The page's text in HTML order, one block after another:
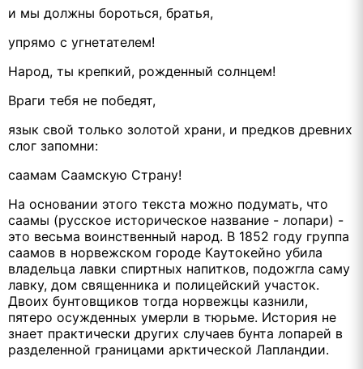
и мы должны бороться, братья,
упрямо с угнетателем!
Народ, ты крепкий, рожденный солнцем!
Враги тебя не победят,
язык свой только золотой храни, и предков древних
слог запомни:
саамам Саамскую Страну!
На основании этого текста можно подумать, что
саамы (русское историческое название - лопари) -
это весьма воинственный народ. В 1852 году группа
саамов в норвежском городе Каутокейно убила
владельца лавки спиртных напитков, подожгла саму
лавку, дом священника и полицейский участок.
Двоих бунтовщиков тогда норвежцы казнили,
пятеро осужденных умерли в тюрьме. История не
знает практически других случаев бунта лопарей в
разделенной границами арктической Лапландии.